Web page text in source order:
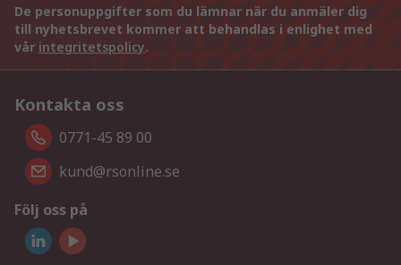
De personuppgifter som du lämnar när du anmäler dig
till nyhetsbrevet kommer att behandlas i enlighet med
vår integritetspolicy.
Kontakta oss
0771-45 89 00
kund@rsonline.se
Följ oss på